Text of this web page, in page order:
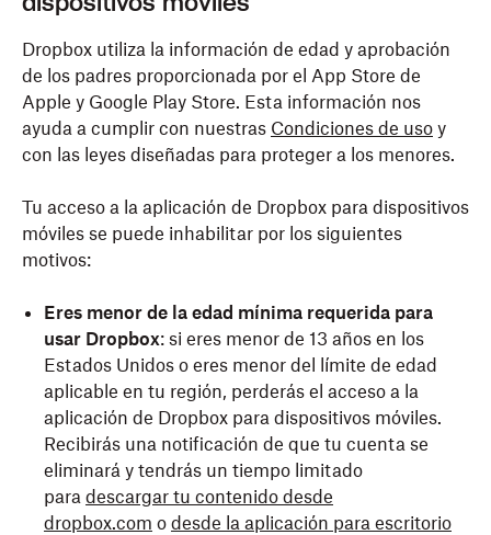
Dropbox utiliza la información de edad y aprobación
de los padres proporcionada por el App Store de
Apple y Google Play Store. Esta información nos
ayuda a cumplir con nuestras Condiciones de uso y
con las leyes diseñadas para proteger a los menores.
Tu acceso a la aplicación de Dropbox para dispositivos
móviles se puede inhabilitar por los siguientes
motivos:
Eres menor de la edad mínima requerida para
usar Dropbox: si eres menor de 13 años en los
Estados Unidos o eres menor del límite de edad
aplicable en tu región, perderás el acceso a la
aplicación de Dropbox para dispositivos móviles.
Recibirás una notificación de que tu cuenta se
eliminará y tendrás un tiempo limitado
para descargar tu contenido desde
dropbox.com o desde la aplicación para escritorio